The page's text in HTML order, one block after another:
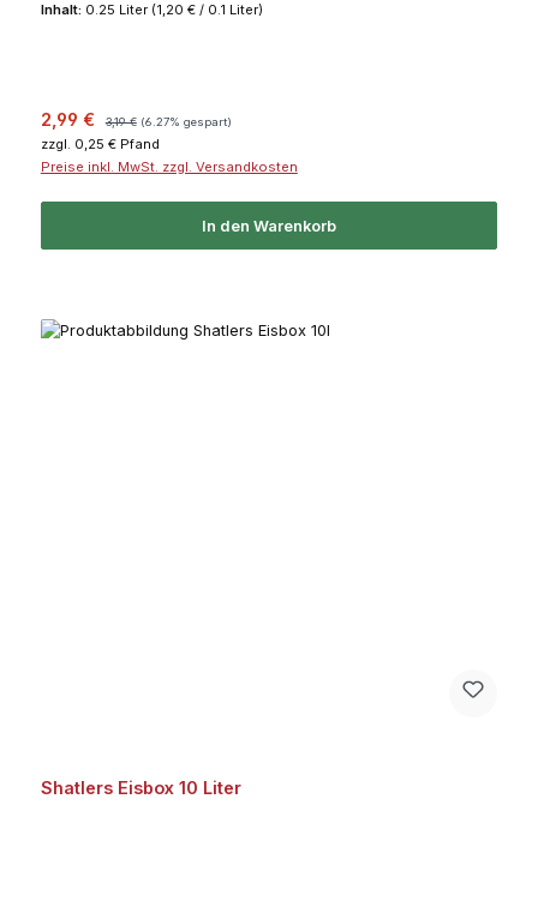
Inhalt: 0.25 Liter (1,20 € / 0.1 Liter)
Verkaufspreis:
2,99 € Regulärer Preis:
3,19 € (6.27% gespart)
zzgl. 0,25 € Pfand
Preise inkl. MwSt. zzgl. Versandkosten
In den Warenkorb
Shatlers Eisbox 10 Liter